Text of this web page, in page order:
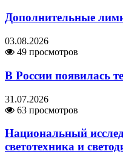
Дополнительные
03.08.2026
49 просмотров
В России появилась
31.07.2026
63 просмотров
Национальный
светотехника и